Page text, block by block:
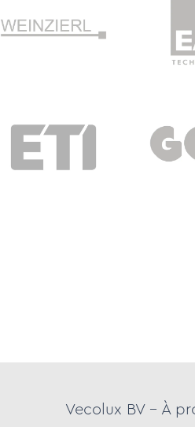
Vecolux BV - À